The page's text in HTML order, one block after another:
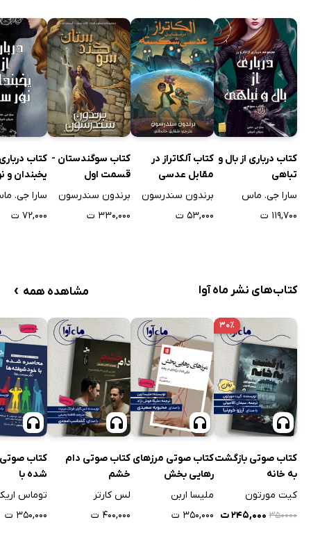
کتاب درباری از بال و
تباهی
سارا جی. ماس
۱۱۹,۷۰۰ ت
کتاب آلکاتراز در
مقابل عدسی
شکسته
برندون سندرسون
۵۳,۰۰۰ ت
کتاب سوگندستان -
قسمت اول
برندون سندرسون
۳۳۰,۰۰۰ ت
کتاب
یخبندان و
سارا جی.
۷۲,۰۰۰ ت
کتاب‌های نشر ماه آوا مشاهده همه ›
۳۰٪
کتاب صوتی بازگشت
به خانه
کیت مورتون
۳۵۰۰۰۰ ۲۴۵,۰۰۰ ت
کتاب صوتی مرزهای
رهایی بخش
ملیسا اربن
۳۵۰,۰۰۰ ت
کتاب صوتی دام
خشم
لس کارتر
۴۰۰,۰۰۰ ت
کتاب
شده با
توماس
۳۵۰,۰۰۰ ت